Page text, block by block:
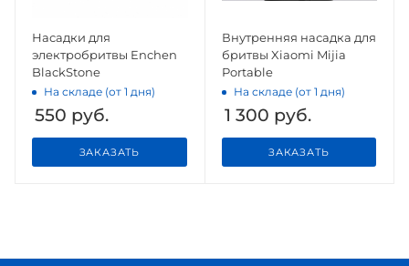
Насадки для
электробритвы Enchen
BlackStone
На складе (от 1 дня)
550 руб.
ЗАКАЗАТЬ
Внутренняя насадка для
бритвы Xiaomi Mijia
Portable
На складе (от 1 дня)
1 300 руб.
ЗАКАЗАТЬ